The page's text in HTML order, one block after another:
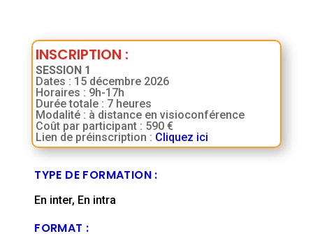
INSCRIPTION :
SESSION 1
Dates : 15 décembre 2026
Horaires : 9h-17h
Durée totale : 7 heures
Modalité : à distance en visioconférence
Coût par participant : 590 €
Lien de préinscription : Cliquez ici
TYPE DE FORMATION :
En inter, En intra
FORMAT :